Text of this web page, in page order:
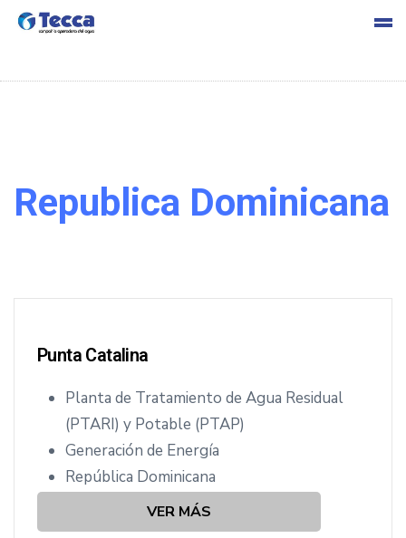
Republica Dominicana
Punta Catalina
Planta de Tratamiento de Agua Residual
(PTARI) y Potable (PTAP)
Generación de Energía
República Dominicana
VER MÁS